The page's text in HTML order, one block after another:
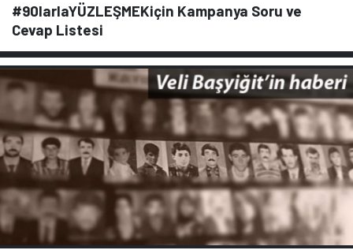
#90larlaYÜZLEŞMEKiçin Kampanya Soru ve
Cevap Listesi